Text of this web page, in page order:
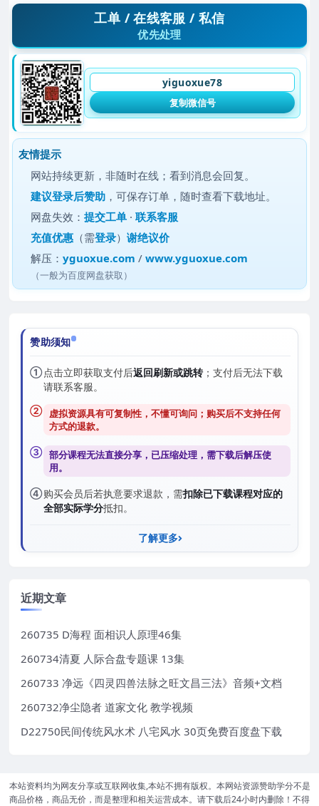
工单 / 在线客服 / 私信
优先处理
yiguoxue78
复制微信号
友情提示
网站持续更新，非随时在线；看到消息会回复。
建议登录后赞助 ，可保存订单，随时查看下载地址。
网盘失效：提交工单 ·联系客服
充值优惠 （需登录）谢绝议价
解压：yguoxue.com /www.yguoxue.com
（一般为百度网盘获取）
赞助须知
①点击立即获取支付后返回刷新或跳转；支付后无法下载
请联系客服。
② 虚拟资源具有可复制性，不懂可询问；购买后不支持任何
方式的退款。
③ 部分课程无法直接分享，已压缩处理，需下载后解压使
用。
④购买会员后若执意要求退款，需扣除已下载课程对应的
全部实际学分抵扣。
了解更多
近期文章
260735 D海程 面相识人原理46集
260734清夏 人际合盘专题课 13集
260733 净远《四灵四兽法脉之旺文昌三法》音频+文档
260732净尘隐者 道家文化 教学视频
D22750民间传统风水术 八宅风水 30页免费百度盘下载
本站资料均为网友分享或互联网收集,本站不拥有版权。本网站资源赞助学分不是
商品价格，商品无价，而是整理和相关运营成本。请下载后24小时内删除！不得